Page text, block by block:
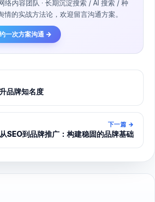
络内容团队 · 长期沉淀搜索 / AI 搜索 / 种
情的实战方法论，欢迎留言沟通方案。
一次方案沟通 →
品牌知名度
下一篇 →
从SEO到品牌推广：构建稳固的品牌基础